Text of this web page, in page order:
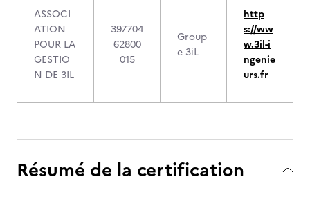
ASSOCI
ATION
POUR LA
GESTIO
N DE 3IL
397704
62800
015
Group
e 3iL
http
s://ww
w.3il-i
ngenie
urs.fr
Résumé de la certification